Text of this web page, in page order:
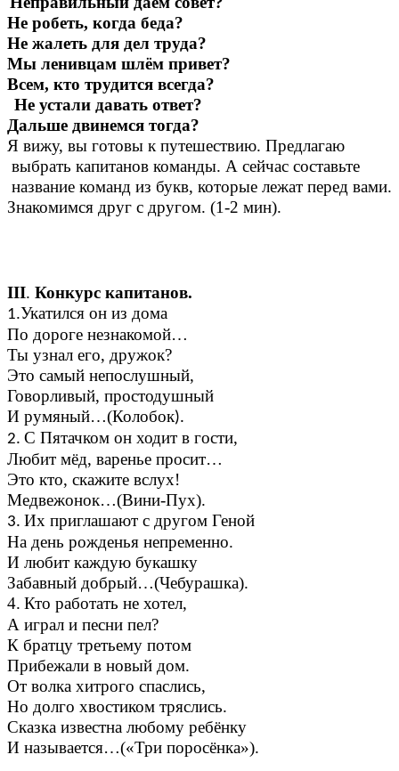
Не робеть, когда беда?
Не жалеть для дел труда?
Мы ленивцам шлём привет?
Всем, кто трудится всегда?
давать ответ?
Дальше двинемся тогда?
Я вижу, вы готовы к путешествию. Предлагаю
выбрать капитанов команды. А сейчас составьте
название команд из букв, которые лежат перед вами.
Знакомимся друг с другом. (1-2 мин).
III. Конкурс капитанов.
1.Укатился он из дома
По дороге незнакомой…
Ты узнал его, дружок?
Это самый непослушный,
Говорливый, простодушный
И румяный…(Колобок).
2. С Пятачком он ходит в гости,
Любит мёд, варенье просит…
Это кто, скажите вслух!
Медвежонок…(Вини-Пух).
3. Их приглашают с другом Геной
На день рожденья непременно.
И любит каждую букашку
Забавный добрый…(Чебурашка).
4. Кто работать не хотел,
А играл и песни пел?
К братцу третьему потом
Прибежали в новый дом.
От волка хитрого спаслись,
Но долго хвостиком тряслись.
Сказка известна любому ребёнку
И называется…(«Три поросёнка»).